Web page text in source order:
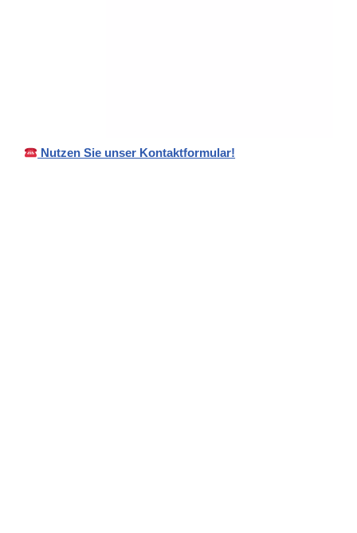
Nutzen Sie unser Kontaktformular!